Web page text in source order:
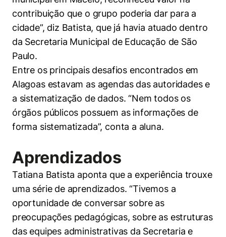
contribuição que o grupo poderia dar para a
cidade”, diz Batista, que já havia atuado dentro
da Secretaria Municipal de Educação de São
Paulo.
Entre os principais desafios encontrados em
Alagoas estavam as agendas das autoridades e
a sistematização de dados. “Nem todos os
órgãos públicos possuem as informações de
forma sistematizada”, conta a aluna.
Aprendizados
Tatiana Batista aponta que a experiência trouxe
uma série de aprendizados. “Tivemos a
oportunidade de conversar sobre as
preocupações pedagógicas, sobre as estruturas
das equipes administrativas da Secretaria e